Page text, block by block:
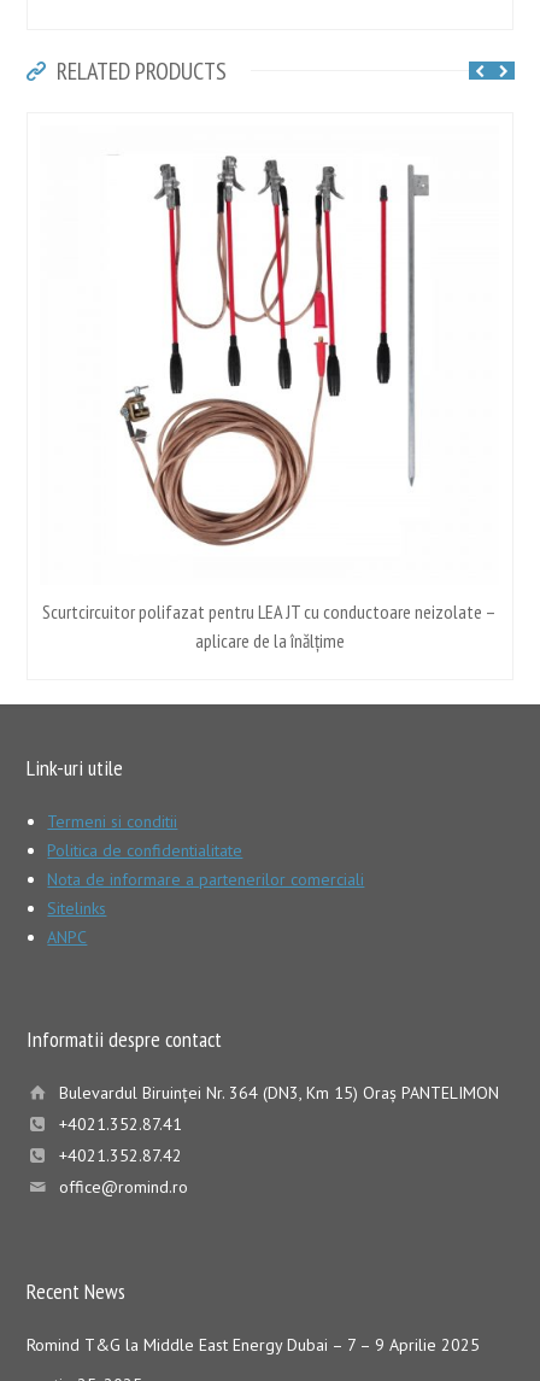
RELATED PRODUCTS
Scurtcircuitor polifazat pentru LEA JT cu conductoare neizolate –
aplicare de la înălțime
Link-uri utile
Termeni si conditii
Politica de confidentialitate
Nota de informare a partenerilor comerciali
Sitelinks
ANPC
Informatii despre contact
Bulevardul Biruinţei Nr. 364 (DN3, Km 15) Oraş PANTELIMON
+4021.352.87.41
+4021.352.87.42
office@romind.ro
Recent News
Romind T&G la Middle East Energy Dubai – 7 – 9 Aprilie 2025